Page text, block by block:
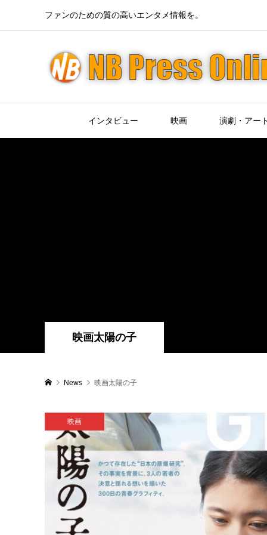
ファンのための質の高いエンタメ情報を。
インタビュー 映画 演劇・アー
映画太陽の子
News 映画太陽の子
映画